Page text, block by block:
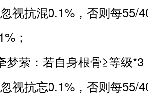
视抗混0.1%，否则每55/
；
萦：若自身根骨≥等级*3
视抗忘0.1%，否则每55/